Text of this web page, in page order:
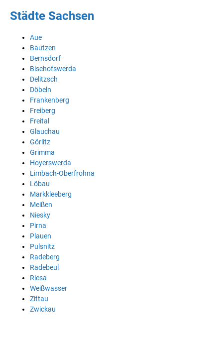
Städte Sachsen
Aue
Bautzen
Bernsdorf
Bischofswerda
Delitzsch
Döbeln
Frankenberg
Freiberg
Freital
Glauchau
Görlitz
Grimma
Hoyerswerda
Limbach-Oberfrohna
Löbau
Markkleeberg
Meißen
Niesky
Pirna
Plauen
Pulsnitz
Radeberg
Radebeul
Riesa
Weißwasser
Zittau
Zwickau